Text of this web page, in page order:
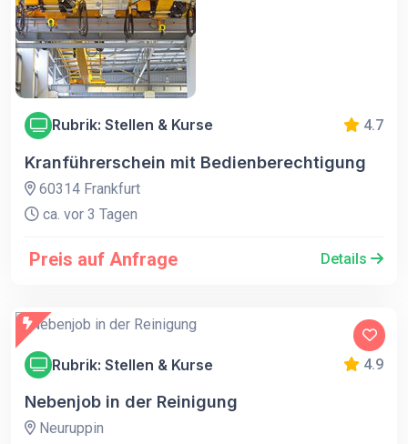
Rubrik: Stellen & Kurse 4.7
Kranführerschein mit Bedienberechtigung
60314 Frankfurt
ca. vor 3 Tagen
Preis auf Anfrage Details
Rubrik: Stellen & Kurse 4.9
Nebenjob in der Reinigung
Neuruppin